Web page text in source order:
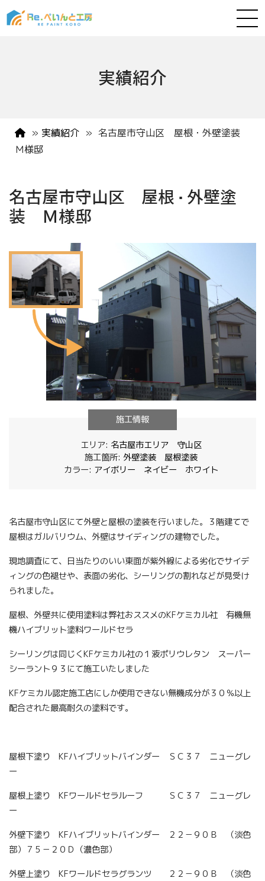
実績紹介
» 実績紹介 » 名古屋市守山区 屋根・外壁塗装
Ｍ様邸
名古屋市守山区 屋根・外壁塗
装 Ｍ様邸
施工情報
エリア: 名古屋市エリア
守山区
施工箇所: 外壁塗装
屋根塗装
カラー: アイボリー ネイビー ホワイト
名古屋市守山区にて外壁と屋根の塗装を行いました。３階建てで
屋根はガルバリウム、外壁はサイディングの建物でした。
現地調査にて、日当たりのいい東面が紫外線による劣化でサイデ
ィングの色褪せや、表面の劣化、シーリングの割れなどが見受け
られました。
屋根、外壁共に使用塗料は弊社おススメのKFケミカル社 有機無
機ハイブリット塗料ワールドセラ
シーリングは同じくKFケミカル社の１液ポリウレタン スーパー
シーラント９３にて施工いたしました
KFケミカル認定施工店にしか使用できない無機成分が３０％以上
配合された最高耐久の塗料です。
屋根下塗り KFハイブリットバインダー ＳＣ３７ ニューグレ
ー
屋根上塗り KFワールドセラルーフ ＳＣ３７ ニューグレ
ー
外壁下塗り KFハイブリットバインダー ２２－９０Ｂ （淡色
部）７５－２０Ｄ（濃色部）
外壁上塗り KFワールドセラグランツ ２２－９０Ｂ （淡色